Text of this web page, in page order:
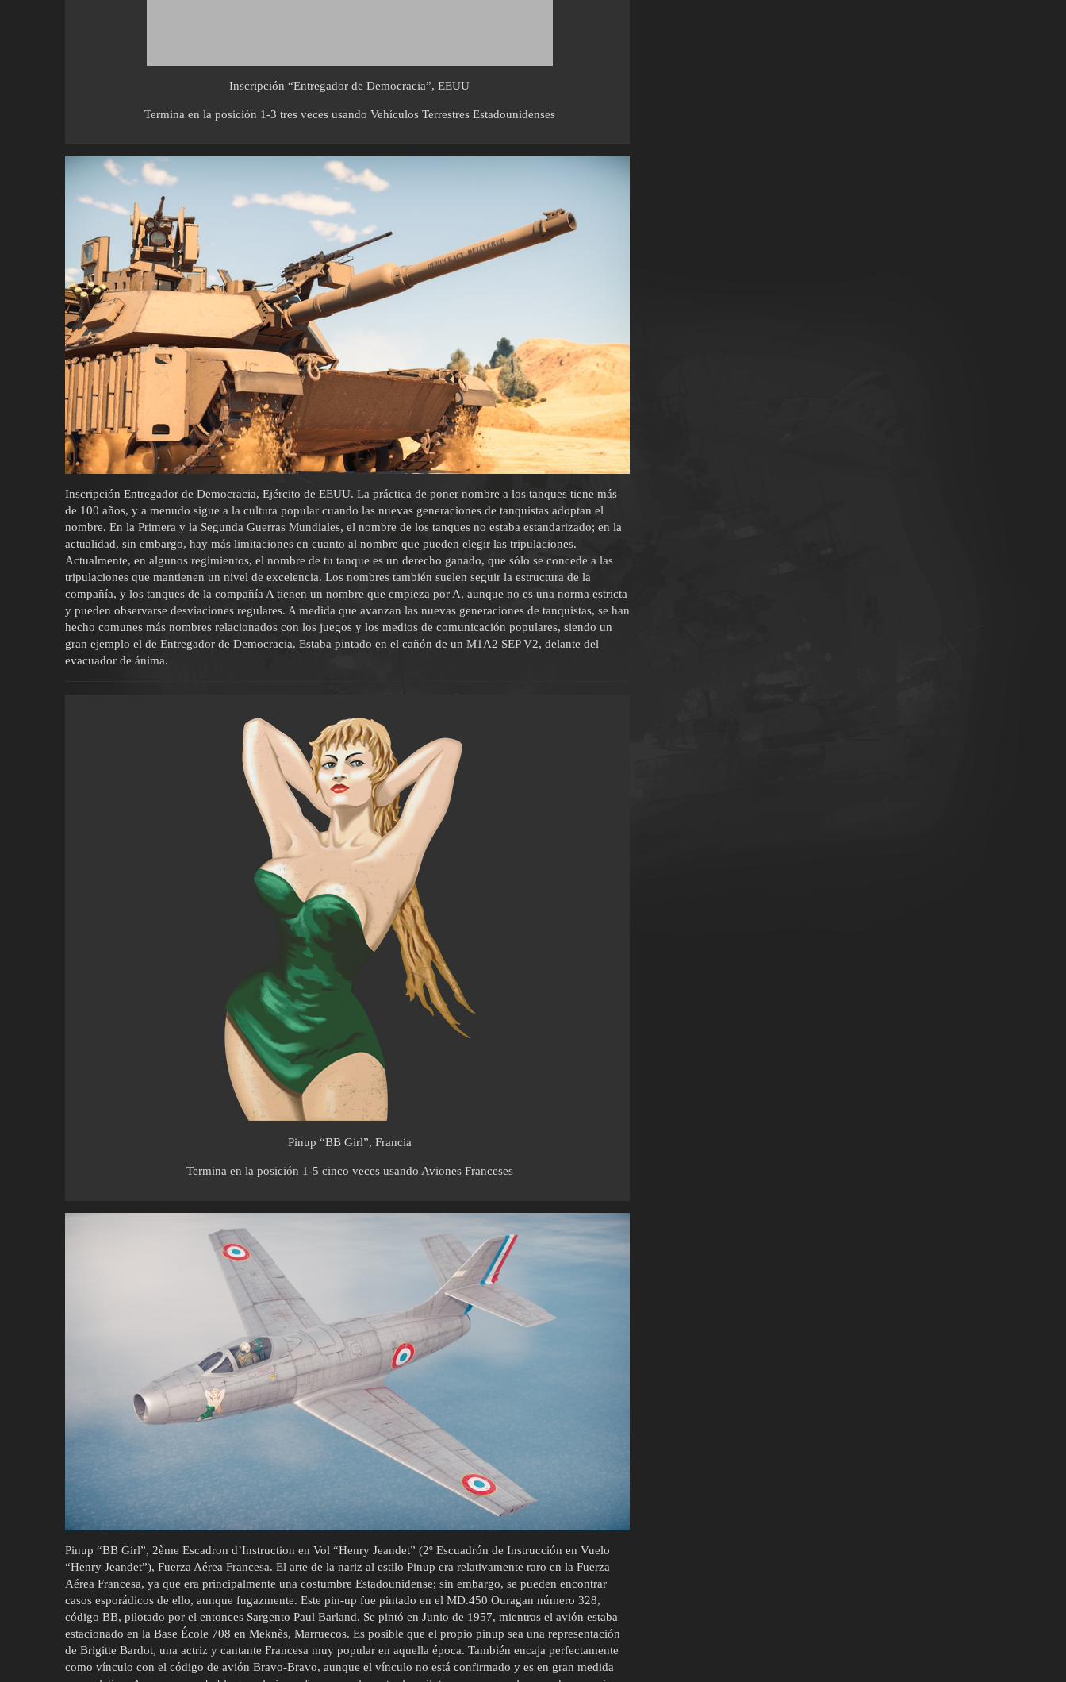
Inscripción “Entregador de Democracia”, EEUU
Termina en la posición 1-3 tres veces usando Vehículos Terrestres Estadounidenses
Inscripción Entregador de Democracia, Ejército de EEUU. La práctica de poner nombre a los tanques tiene más
de 100 años, y a menudo sigue a la cultura popular cuando las nuevas generaciones de tanquistas adoptan el
nombre. En la Primera y la Segunda Guerras Mundiales, el nombre de los tanques no estaba estandarizado; en la
actualidad, sin embargo, hay más limitaciones en cuanto al nombre que pueden elegir las tripulaciones.
Actualmente, en algunos regimientos, el nombre de tu tanque es un derecho ganado, que sólo se concede a las
tripulaciones que mantienen un nivel de excelencia. Los nombres también suelen seguir la estructura de la
compañía, y los tanques de la compañía A tienen un nombre que empieza por A, aunque no es una norma estricta
y pueden observarse desviaciones regulares. A medida que avanzan las nuevas generaciones de tanquistas, se han
hecho comunes más nombres relacionados con los juegos y los medios de comunicación populares, siendo un
gran ejemplo el de Entregador de Democracia. Estaba pintado en el cañón de un M1A2 SEP V2, delante del
evacuador de ánima.
Pinup “BB Girl”, Francia
Termina en la posición 1-5 cinco veces usando Aviones Franceses
Pinup “BB Girl”, 2ème Escadron d’Instruction en Vol “Henry Jeandet” (2º Escuadrón de Instrucción en Vuelo
“Henry Jeandet”), Fuerza Aérea Francesa. El arte de la nariz al estilo Pinup era relativamente raro en la Fuerza
Aérea Francesa, ya que era principalmente una costumbre Estadounidense; sin embargo, se pueden encontrar
casos esporádicos de ello, aunque fugazmente. Este pin-up fue pintado en el MD.450 Ouragan número 328,
código BB, pilotado por el entonces Sargento Paul Barland. Se pintó en Junio de 1957, mientras el avión estaba
estacionado en la Base École 708 en Meknès, Marruecos. Es posible que el propio pinup sea una representación
de Brigitte Bardot, una actriz y cantante Francesa muy popular en aquella época. También encaja perfectamente
como vínculo con el código de avión Bravo-Bravo, aunque el vínculo no está confirmado y es en gran medida